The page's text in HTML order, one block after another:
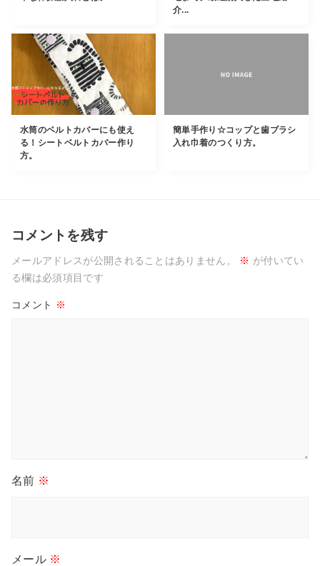
介...
水筒のベルトカバーにも使え
る！シートベルトカバー作り
方。
簡単手作り☆コップと歯ブラシ
入れ巾着のつくり方。
コメントを残す
メールアドレスが公開されることはありません。 ※ が付いてい
る欄は必須項目です
コメント ※
名前 ※
メール ※